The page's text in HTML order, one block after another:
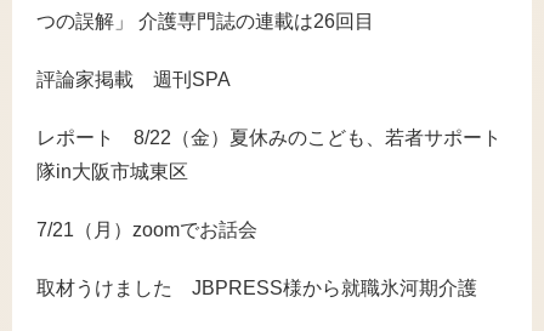
つの誤解」 介護専門誌の連載は26回目
評論家掲載 週刊SPA
レポート 8/22（金）夏休みのこども、若者サポート
隊in大阪市城東区
7/21（月）zoomでお話会
取材うけました JBPRESS様から就職氷河期介護